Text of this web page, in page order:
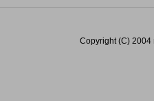
Copyright (C) 2004